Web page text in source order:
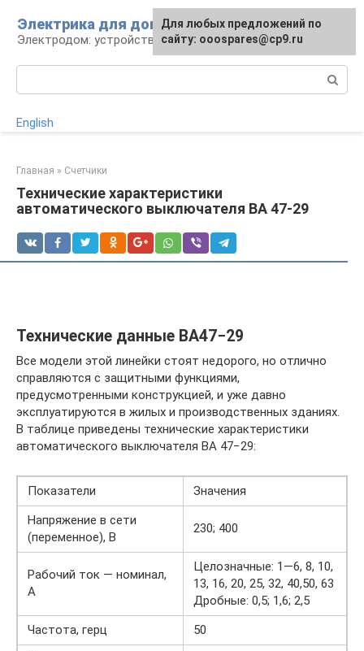
контенту
Электрика для дома
Электродом: устройства, кабели, ремонт
English
Главная » Счетчики
Технические характеристики
автоматического выключателя ВА 47-29
Технические данные ВА47−29
Все модели этой линейки стоят недорого, но отлично
справляются с защитными функциями,
предусмотренными конструкцией, и уже давно
эксплуатируются в жилых и производственных зданиях.
В таблице приведены технические характеристики
автоматического выключателя ВА 47−29:
Показатели
Значения
Напряжение в сети
(переменное), В
230; 400
Рабочий ток — номинал,
А
Целозначные: 1―6, 8, 10,
13, 16, 20, 25, 32, 40,50, 63
Дробные: 0,5; 1,6; 2,5
Частота, герц
50
Для любых предложений по
сайту: ooospares@cp9.ru